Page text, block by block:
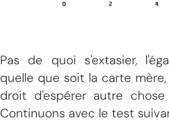
Pas de quoi s'extasier,
quelle que soit la carte
droit d'espérer autre
Continuons avec le test